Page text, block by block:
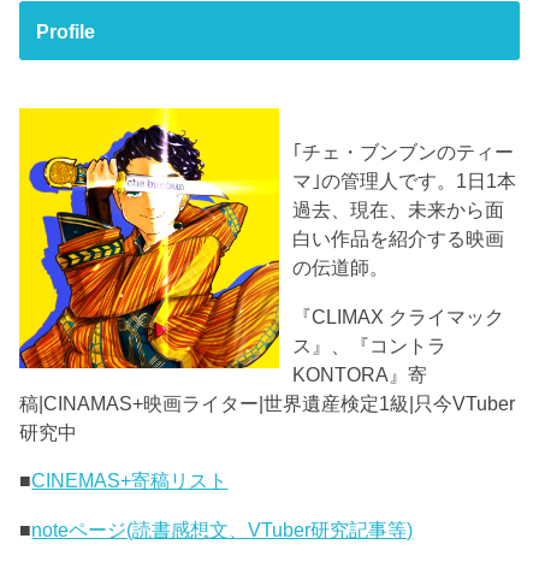
Profile
｢チェ・ブンブンのティー
マ｣の管理人です。1日1本
過去、現在、未来から面
白い作品を紹介する映画
の伝道師。
『CLIMAX クライマック
ス』、『コントラ
KONTORA』寄
稿|CINAMAS+映画ライター|世界遺産検定1級|只今VTuber
研究中
■CINEMAS+寄稿リスト
■noteページ(読書感想文、VTuber研究記事等)